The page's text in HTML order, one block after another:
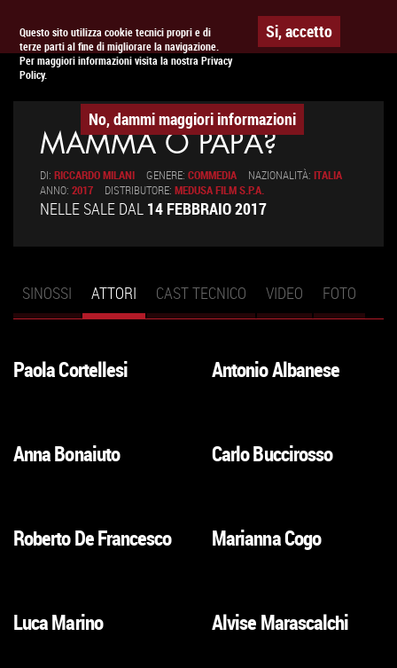
Questo sito utilizza cookie tecnici propri e di
terze parti al fine di migliorare la navigazione.
Per maggiori informazioni visita la nostra Privacy
Policy.
Si, accetto
No, dammi maggiori informazioni
APPUNTAMENTO AL CINEMA
MAMMA O PAPÀ?
DI: RICCARDO MILANI GENERE: COMMEDIA NAZIONALITÀ: ITALIA
ANNO: 2017 DISTRIBUTORE: MEDUSA FILM S.P.A.
NELLE SALE DAL 14 FEBBRAIO 2017
Schede primarie
SINOSSI ATTORI (SCHEDA
ATTIVA)
CAST TECNICO VIDEO FOTO
VAI
Paola Cortellesi
VAI
Antonio Albanese
VAI
Anna Bonaiuto
VAI
Carlo Buccirosso
VAI
Roberto De Francesco
VAI
Marianna Cogo
VAI
Luca Marino
VAI
Alvise Marascalchi